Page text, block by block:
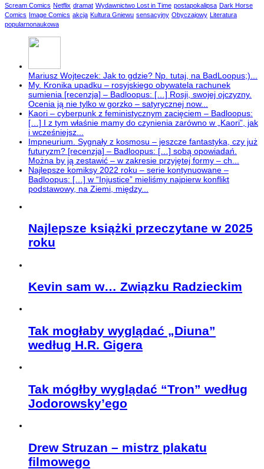
Scream Comics Netflix dramat Wydawnictwo Lost in Time postapokalipsa Dark Horse
Comics Image Comics akcja Kultura Gniewu sensacyjny Obyczajowy Literatura
popularnonaukowa
Mariusz Wojteczek: Jak to gdzie? Np. tutaj, na BadLoopus;)...
My. Kronika upadku – rosyjskiego obywatela rachunek
sumienia [recenzja] – Badloopus: […] Rosji, swojej ojczyzny.
Ocenia ją nie tylko w gorzko – satyrycznej now...
Kaori – cyberpunk z feministycznym zacięciem – Badloopus:
[…] I z tym właśnie mamy do czynienia zarówno w „Kaori”, jak
i wcześniejsz...
Impneurium. Sygnały z kosmosu – jeszcze fantastyka, czy już
futuryzm? [recenzja] – Badloopus: […] sobą opowiadań.
Można by ją zestawić – w zakresie przyjętej formy – ch...
Najlepsze komiksy 2022 roku – serie kontynuowane –
Badloopus: […] w “Injustice” mieliśmy najpierw konflikt
podstawowy, na Ziemi, między...
Najlepsze książki przeczytane w 2025
roku
Kevin sam w… Związku Radzieckim
Tak mogłaby wyglądać „Diuna”
według H.R. Gigera
Tak mógłby wyglądać “Tron” według
Jodorowsky’ego
Drew Struzan – mistrz plakatu
filmowego